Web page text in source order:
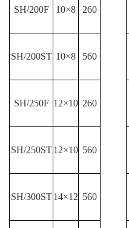
SH/200F 10×8 260
SH/200ST 10×8 560
SH/250F 12×10 260
SH/250ST 12×10 560
SH/300ST 14×12 560